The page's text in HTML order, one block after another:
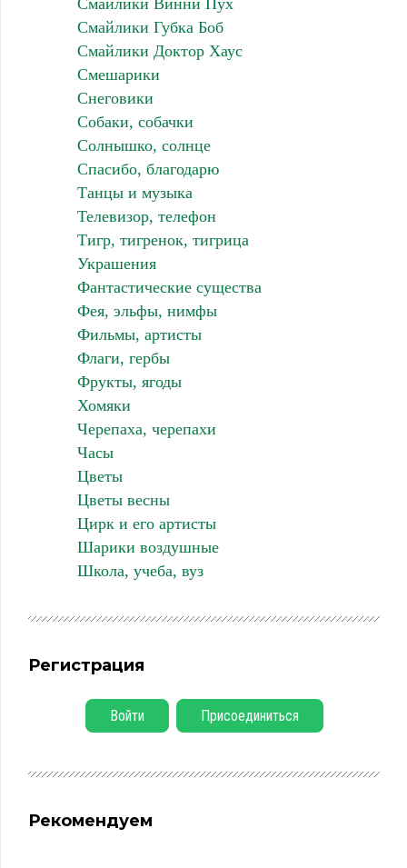
Смайлики Винни Пух
Смайлики Губка Боб
Смайлики Доктор Хаус
Смешарики
Снеговики
Собаки, собачки
Солнышко, солнце
Спасибо, благодарю
Танцы и музыка
Телевизор, телефон
Тигр, тигренок, тигрица
Украшения
Фантастические существа
Фея, эльфы, нимфы
Фильмы, артисты
Флаги, гербы
Фрукты, ягоды
Хомяки
Черепаха, черепахи
Часы
Цветы
Цветы весны
Цирк и его артисты
Шарики воздушные
Школа, учеба, вуз
Регистрация
Войти Присоединиться
Рекомендуем